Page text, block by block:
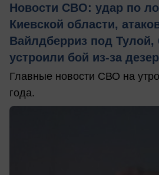
Новости СВО: удар по
Киевской области,
Вайлдберриз под Тулой,
устроили бой из-за
Главные новости СВО на
года.